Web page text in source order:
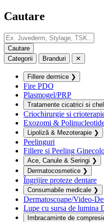
Cautare
Categorii Branduri ✕
Fillere dermice ❯
Fire PDO
Plasmogel/PRP
Tratamente cicatrici si
Criochirurgie si
Exozomi &
Lipoliză & Mezoterapie ❯
Peelinguri
Fillere si Peeling
Ace, Canule & Seringi ❯
Dermatocosmetice ❯
Îngrijire proteze dentare
Consumabile medicale ❯
Dermatoscoape/Video-
Lupe cu sursa de lumina
Imbracaminte de